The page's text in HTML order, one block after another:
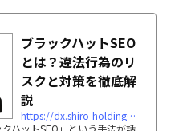
ブラックハットSEO
とは？違法行為のリ
スクと対策を徹底解
説
https://dx.shiro-holdings.co.jp/p3424